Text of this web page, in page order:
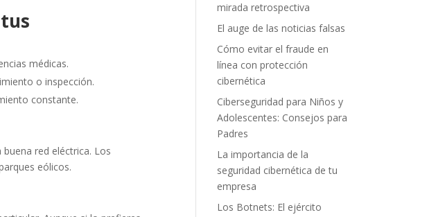
médicas.
o inspección.
constante.
red eléctrica. Los
eólicos.
mirada retrospectiva
El auge de las noticias falsas
Cómo evitar el fraude en
línea con protección
cibernética
Ciberseguridad para Niños y
Adolescentes: Consejos para
Padres
La importancia de la
seguridad cibernética de tu
empresa
Los Botnets: El ejército